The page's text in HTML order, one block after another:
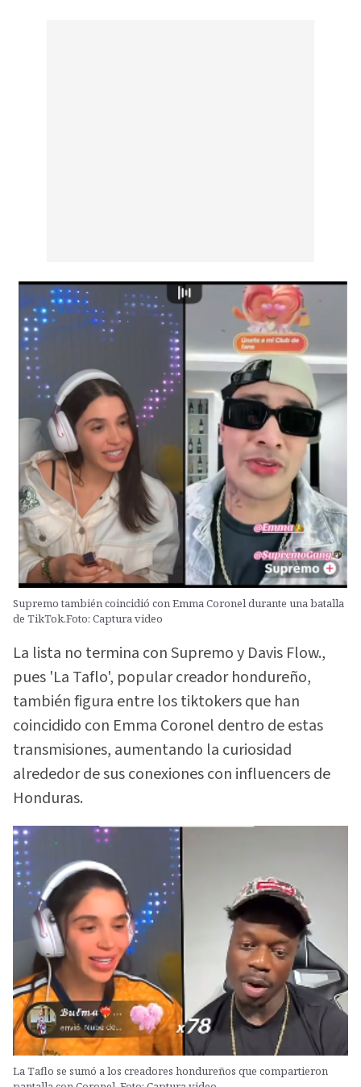
Supremo también coincidió con Emma Coronel durante una batalla
de TikTok.Foto: Captura video
La lista no termina con Supremo y Davis Flow.,
pues 'La Taflo', popular creador hondureño,
también figura entre los tiktokers que han
coincidido con Emma Coronel dentro de estas
transmisiones, aumentando la curiosidad
alrededor de sus conexiones con influencers de
Honduras.
La Taflo se sumó a los creadores hondureños que compartieron